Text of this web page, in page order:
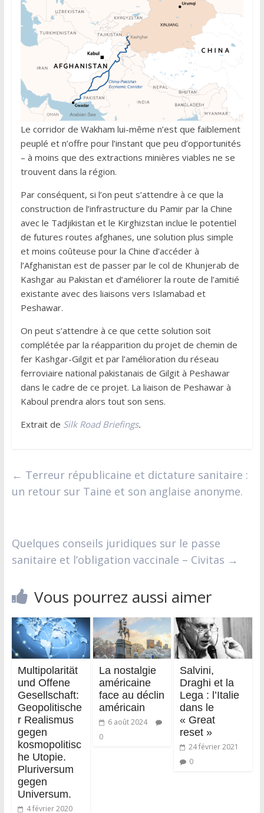
Le corridor de Wakham lui-même n’est que faiblement
peuplé et n’offre pour l’instant que peu d’opportunités
– à moins que des extractions minières viables ne se
trouvent dans la région.
Par conséquent, si l’on peut s’attendre à ce que la
construction de l’infrastructure du Pamir par la Chine
avec le Tadjikistan et le Kirghizstan inclue le potentiel
de futures routes afghanes, une solution plus simple
et moins coûteuse pour la Chine d’accéder à
l’Afghanistan est de passer par le col de Khunjerab de
Kashgar au Pakistan et d’améliorer la route de l’amitié
existante avec des liaisons vers Islamabad et
Peshawar.
On peut s’attendre à ce que cette solution soit
complétée par la réapparition du projet de chemin de
fer Kashgar-Gilgit et par l’amélioration du réseau
ferroviaire national pakistanais de Gilgit à Peshawar
dans le cadre de ce projet. La liaison de Peshawar à
Kaboul prendra alors tout son sens.
Extrait de Silk Road Briefings.
← Terreur républicaine et dictature sanitaire :
un retour sur Taine et son anglaise anonyme.
Quelques conseils juridiques sur le passe
sanitaire et l’obligation vaccinale – Civitas →
Vous pourrez aussi aimer
Multipolarität
und Offene
Gesellschaft:
Geopolitische
r Realismus
gegen
kosmopolitisc
he Utopie.
Pluriversum
gegen
Universum.
4 février 2020
La nostalgie
américaine
face au déclin
américain
6 août 2024
0
Salvini,
Draghi et la
Lega : l’Italie
dans le
« Great
reset »
24 février 2021
0